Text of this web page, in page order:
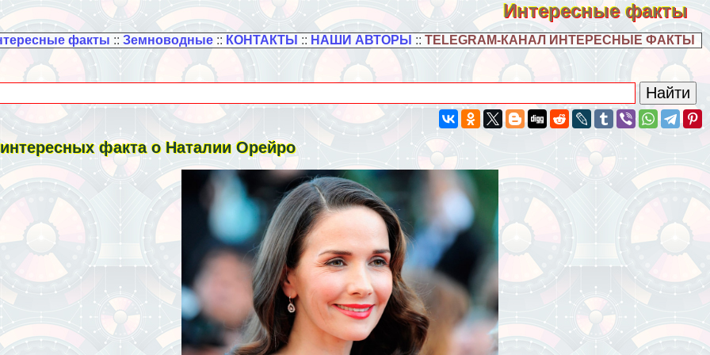
Интересные факты
факты :: Земноводные:: КОНТАКТЫ :: НАШИ АВТОРЫ :: TELEGRAM-КАНАЛ ИНТЕРЕСНЫЕ ФАКТЫ
факта о Наталии Орейро